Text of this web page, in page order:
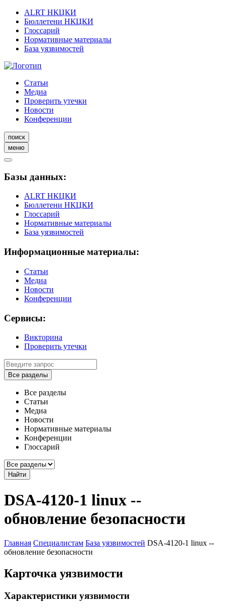
ALRT НКЦКИ
Бюллетени НКЦКИ
Глоссарий
Нормативные материалы
База уязвимостей
Статьи
Медиа
Проверить утечки
Новости
Конференции
поиск
меню
Базы данных:
ALRT НКЦКИ
Бюллетени НКЦКИ
Глоссарий
Нормативные материалы
База уязвимостей
Информационные материалы:
Статьи
Медиа
Новости
Конференции
Сервисы:
Викторина
Проверить утечки
Все разделы
Все разделы
Статьи
Медиа
Новости
Нормативные материалы
Конференции
Глоссарий
Найти
DSA-4120-1 linux --
обновление безопасности
Главная Специалистам База уязвимостей DSA-4120-1 linux --
обновление безопасности
Карточка уязвимости
Характеристики уязвимости